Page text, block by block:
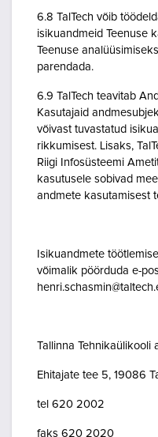
6.8 TalTech võib
isikuandmeid Teenuse
Teenuse
parendada.
6.9 TalTech teavitab
Kasutajaid
võivast tuvastatud
rikkumisest. Lisaks,
Riigi Infosüsteemi
kasutusele sobivad
andmete kasutamisest
Isikuandmete
võimalik pöörduda e-
Tallinna Tehnikaülikooli
Ehitajate tee 5, 19086
tel 620 2002
faks 620 2020